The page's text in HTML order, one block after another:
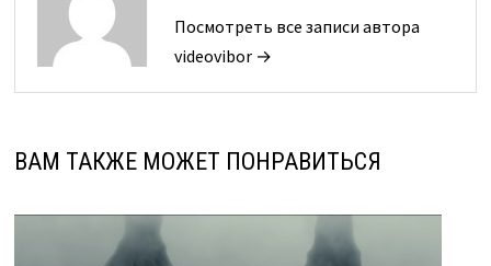
Посмотреть все записи автора
videovibor →
ВАМ ТАКЖЕ МОЖЕТ ПОНРАВИТЬСЯ